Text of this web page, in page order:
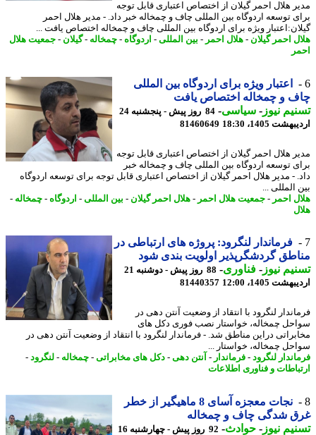
هلال احمر گیلان از اختصاص اعتباری قابل توجه
توسعه اردوگاه بین المللی چاف و چمخاله خبر داد. - مدیر هلال احمر
ویژه برای اردوگاه بین المللی چاف و چمخاله اختصاص یافت ...
احمر گیلان-هلال احمر -بین المللی-اردوگاه-چمخاله-گیلان-جمعیت هلال
اعتبار ویژه برای اردوگاه بین المللی
و چمخاله اختصاص یافت
نیوز-سیاسی-
84 روز پیش - پنجشنبه 24
1405، 18:30
81460649
هلال احمر گیلان از اختصاص اعتباری قابل توجه
توسعه اردوگاه بین المللی چاف و چمخاله خبر
- مدیر هلال احمر گیلان از اختصاص اعتباری قابل توجه برای توسعه اردوگاه
المللی ...
احمر -جمعیت هلال احمر -هلال احمر گیلان-بین المللی-اردوگاه-چمخاله-
فرماندار لنگرود: پروژه های ارتباطی در
گردشگرپذیر اولویت بندی شود
نیوز-فناوری-
88 روز پیش - دوشنبه 21
1405، 12:00
81440357
لنگرود با انتقاد از وضعیت آنتن دهی در
چمخاله، خواستار نصب فوری دکل های
دراین مناطق شد. - فرماندار لنگرود با انتقاد از وضعیت آنتن دهی در
چمخاله، خواستار ...
لنگرود- فرماندار-آنتن دهی -دکل های مخابراتی-چمخاله-لنگرود-
و فناوری اطلاعات
نجات معجزه آسای 8 ماهیگیر از خطر
شدگی چاف و چمخاله
نیوز-حوادث -
92 روز پیش - چهارشنبه 16